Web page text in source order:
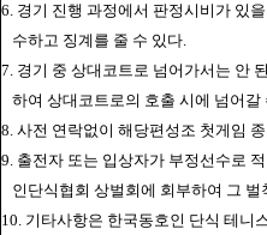
6. 경기 진행 과정에서 판정시비가 있
수하고 징계를 줄 수 있다.
7. 경기 중 상대코트로 넘어가서는 안
하여 상대코트로의 호출 시에 넘어갈
8. 사전 연락없이 해당편성조 첫게임
9. 출전자 또는 입상자가 부정선수로
인단식협회 상벌회에 회부하여 그 벌
10. 기타사항은 한국동호인 단식 테니